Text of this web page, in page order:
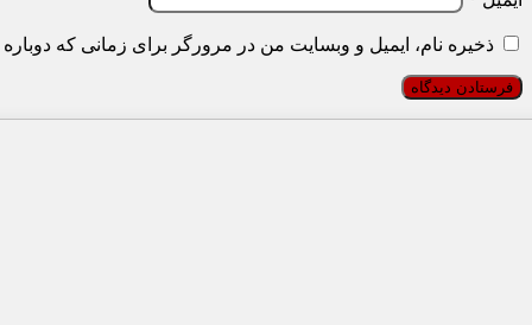
ذخیره نام، ایمیل و وبسایت من در مرورگر برای زمانی که